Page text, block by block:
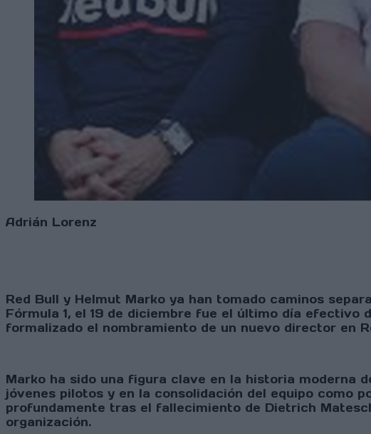
Adrián Lorenz
Red Bull y Helmut Marko ya han tomado caminos
Fórmula 1, el 19 de diciembre fue el último día
formalizado el nombramiento de un nuevo director en
Marko ha sido una figura clave en la historia moderna
jóvenes pilotos y en la consolidación del equipo como
profundamente tras el fallecimiento de Dietrich
organización.